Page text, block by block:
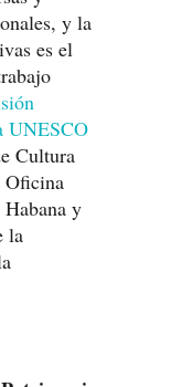
y la
es el
UNESCO
Cultura
y
la